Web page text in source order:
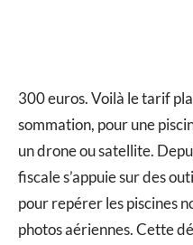
300 euros. Voilà le tarif
sommation, pour une
un drone ou satellite.
fiscale s’appuie sur des
pour repérer les piscines
photos aériennes. Cette